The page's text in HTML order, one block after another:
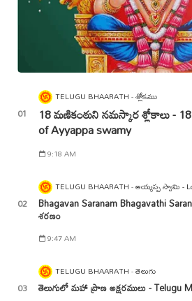
TELUGU BHAARATH శ్లోకము
18 మణికంఠుని నమస్కార శ్లోకాలు -
of Ayyappa swamy
9:18 AM
TELUGU BHAARATH అయ్యప్ప స్వామి -
Bhagavan Saranam Bhagavathi
శరణం
9:47 AM
TELUGU BHAARATH తెలుగు
తెలుగులో మహా ప్రాణ అక్షరములు - Telugu